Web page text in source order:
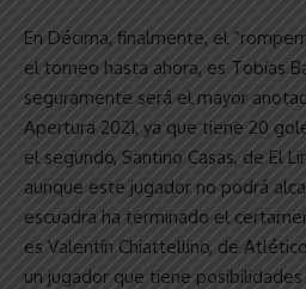
En Décima, finalmente, el
el torneo hasta ahora, es Tobías
seguramente será el mayor
Apertura 2021, ya que tiene 20
el segundo, Santino Casas, de El
aunque este jugador no podrá
escuadra ha terminado el
es Valentín Chiattellino, de
un jugador que tiene posibilidades